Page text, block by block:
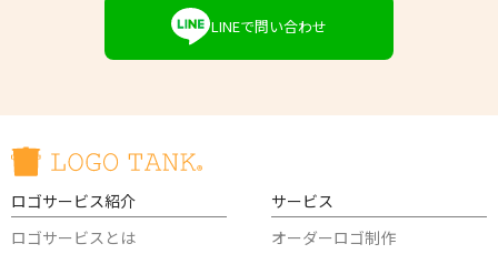
LINEで問い合わせ
ロゴサービス紹介
ロゴサービスとは
サービス
オーダーロゴ制作